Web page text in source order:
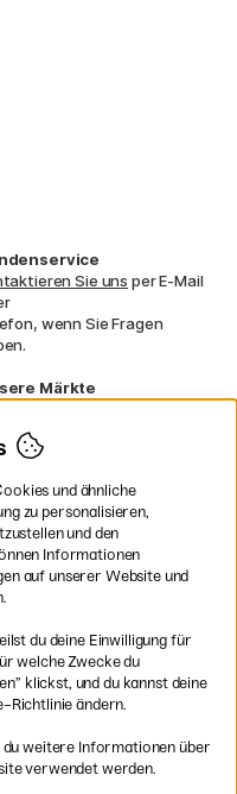
Sie uns per E-Mail
wenn Sie Fragen
Märkte
für sperrige Produkte.
und Paypal
und ähnliche
zu personalisieren,
und den
Informationen
auf unserer Website und
du deine Einwilligung für
welche Zwecke du
klickst, und du kannst deine
Richtlinie ändern.
weitere Informationen über
verwendet werden.